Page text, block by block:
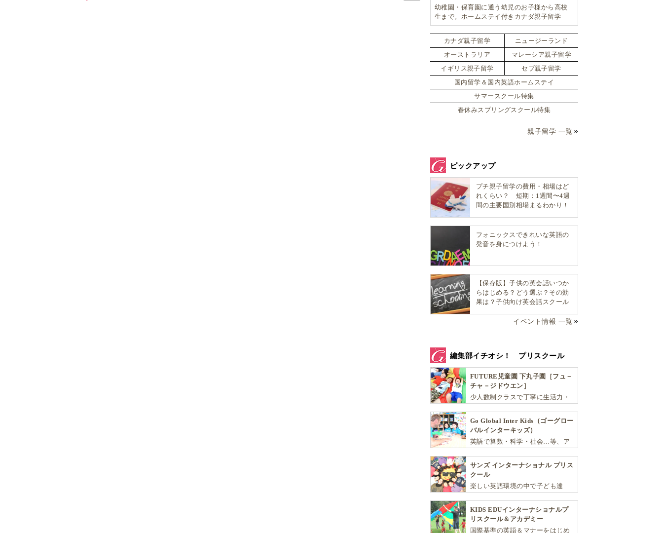
幼稚園・保育園に通う幼児のお子様から高校
生まで。ホームステイ付きカナダ親子留学
カナダ親子留学
ニュージーランド
オーストラリア
マレーシア親子留学
イギリス親子留学
セブ親子留学
国内留学＆国内英語ホームステイ
サマースクール特集
春休みスプリングスクール特集
親子留学 一覧
ピックアップ
プチ親子留学の費用・相場はど
れくらい？ 短期：1週間〜4週
間の主要国別相場まるわかり！
フォニックスできれいな英語の
発音を身につけよう！
【保存版】子供の英会話いつか
らはじめる？どう選ぶ？その効
果は？子供向け英会話スクール
イベント情報 一覧
編集部イチオシ！ プリスクール
FUTURE児童園 下丸子園［フュ－
チャ－ジドウエン］
少人数制クラスで丁寧に生活力・
Go Global Inter Kids（ゴーグロー
バルインターキッズ）
英語で算数・科学・社会…等、ア
的に伸ばし世界で活躍する子ども
達を育む少人数制のプリスクール
です。
サンズ インターナショナル プリス
クール
楽しい英語環境の中で子ども達
を育む少人数制のアットホームな
スクールです
KIDS EDUインターナショナルプ
リスクール＆アカデミー
国際基準の英語＆マナーをはじめ